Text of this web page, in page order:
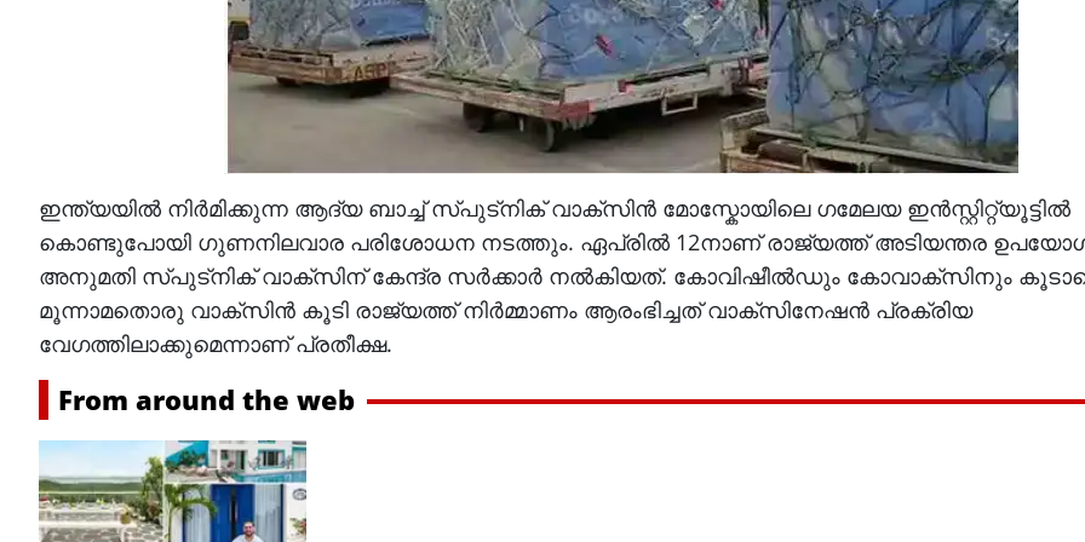
ഇന്ത്യയിൽ നിർമിക്കുന്ന ആദ്യ ബാച്ച് സ്പുട്നിക് വാക്സിൻ മോസ്കോയിലെ ഗമേലയ ഇൻസ്റ്റിറ്റ്യൂട്ടിൽ
കൊണ്ടുപോയി ഗുണനിലവാര പരിശോധന നടത്തും. ഏപ്രിൽ 12നാണ് രാജ്യത്ത് അടിയന്തര
അനുമതി സ്പുട്നിക് വാക്സിന് കേന്ദ്ര സർക്കാർ നൽകിയത്. കോവിഷീൽഡും കോവാക്സിനും
മൂന്നാമതൊരു വാക്സിൻ കൂടി രാജ്യത്ത് നിർമ്മാണം ആരംഭിച്ചത് വാക്സിനേഷൻ പ്രക്രിയ
വേഗത്തിലാക്കുമെന്നാണ് പ്രതീക്ഷ.
From around the web